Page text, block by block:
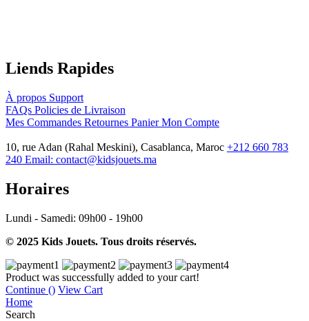
Liends Rapides
À propos Support
FAQs Policies de Livraison
Mes Commandes Retournes Panier Mon Compte
10, rue Adan (Rahal Meskini), Casablanca, Maroc +212 660 783
240 Email: contact@kidsjouets.ma
Horaires
Lundi - Samedi: 09h00 - 19h00
© 2025 Kids Jouets. Tous droits réservés.
Product was successfully added to your cart!
Continue () View Cart
Home
Search